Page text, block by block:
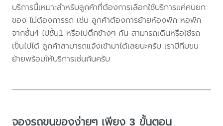
บริการนี้เหมาะสำหรับลูกค้าที่ต้องการเลือกใช้บริการแค่คนยก
ของ ไม่ต้องการรถ เช่น ลูกค้าต้องการย้ายห้องพัก หอพัก
จากชั้น4 ไปชั้น1 หรือไปตึกข้างๆ กัน สามารถเดินหรือใช้รถ
เข็นไปได้ ลูกค้าสามารถแจ้งเข้ามาได้เลยนะครับ เรามีทีมขน
ย้ายพร้อมให้บริการเช่นกันครับ
จองรถขนของง่ายๆ เพียง 3 ขั้นตอน